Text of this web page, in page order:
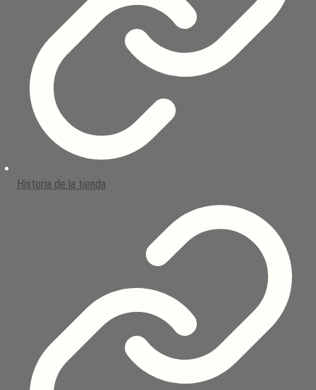
Historia de la tienda